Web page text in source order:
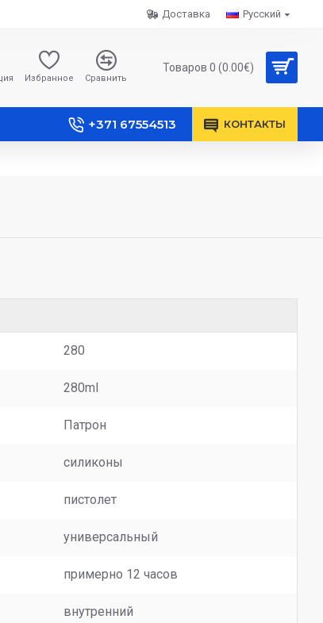
Русский
Доставка
Избранное Сравнить
Товаров 0 (0.00€)
+371 67554513 КОНТАКТЫ
280
280ml
Патрон
силиконы
пистолет
универсальный
примерно 12 часов
внутренний